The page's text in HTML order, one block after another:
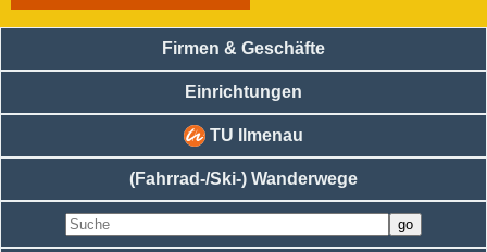
Firmen & Geschäfte
Einrichtungen
TU Ilmenau
(Fahrrad-/Ski-) Wanderwege